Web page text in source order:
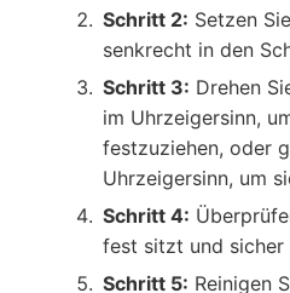
Schritt 2: Setzen
senkrecht in den
Schritt 3: Drehen
im Uhrzeigersinn,
festzuziehen, oder
Uhrzeigersinn, um
Schritt 4:
fest sitzt und sicher
Schritt 5: Reinigen